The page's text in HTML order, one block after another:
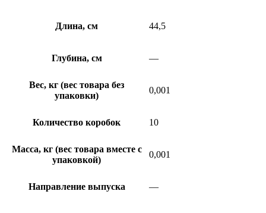
Длина, см 44,5
Глубина, см —
Вес, кг (вес товара без
упаковки)
0,001
Количество коробок 10
Масса, кг (вес товара вместе с
упаковкой)
0,001
Направление выпуска —